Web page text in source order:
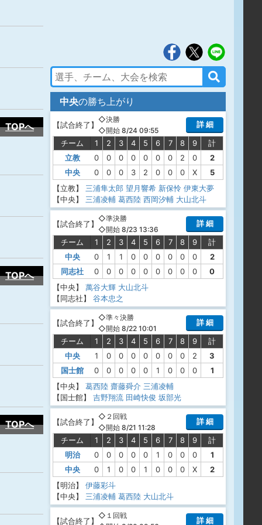
TOPへ
TOPへ
TOPへ
中央の勝ち上がり
【試合終了】
◇決勝
◇開始 8/24 09:55
詳 細
チーム 1 2 3 4 5 6 7 8 9
計
立教
0 0 0 0 0 0 0 2 0
2
中央
0 0 0 3 2 0 0 0 X
5
【立教】
三浦隼太郎 望月響希 新保怜 伊東大夢
【中央】
三浦凌輔 葛西陸 西岡汐輔 大山北斗
【試合終了】
◇準決勝
◇開始 8/23 13:36
詳 細
チーム 1 2 3 4 5 6 7 8 9
計
中央
0 1 1 0 0 0 0 0 0
2
同志社
0 0 0 0 0 0 0 0 0
0
【中央】
萬谷大輝 大山北斗
【同志社】
谷本忠之
【試合終了】
◇準々決勝
◇開始 8/22 10:01
詳 細
チーム 1 2 3 4 5 6 7 8 9
計
中央
1 0 0 0 0 0 0 0 2
3
国士館
0 0 0 0 0 1 0 0 0
1
【中央】
葛西陸 齋藤舜介 三浦凌輔
【国士館】
吉野翔流 田崎快俊 坂部光
【試合終了】
◇２回戦
◇開始 8/21 11:28
詳 細
チーム 1 2 3 4 5 6 7 8 9
計
明治
0 0 0 0 0 1 0 0 0
1
中央
0 1 0 0 1 0 0 0 X
2
【明治】
伊藤彩斗
【中央】
三浦凌輔 葛西陸 大山北斗
【試合終了】
◇１回戦
詳 細